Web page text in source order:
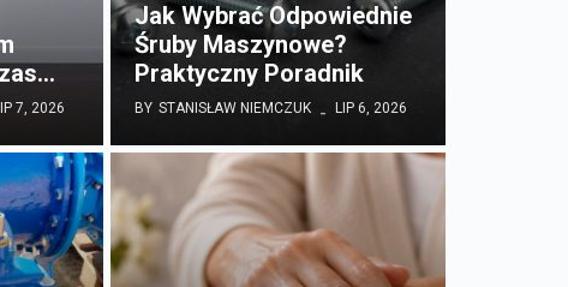
7, 2026
Jak Wybrać Odpowiednie
Śruby Maszynowe?
Praktyczny Poradnik
BY STANISŁAW NIEMCZUK LIP 6, 2026